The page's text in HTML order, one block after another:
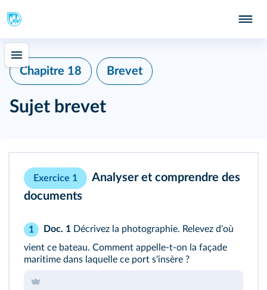
Chapitre 18 Brevet
Sujet brevet
Exercice 1
Analyser et comprendre des
documents
1 Doc. 1 Décrivez la photographie. Relevez d'où
vient ce bateau. Comment appelle-t-on la façade
maritime dans laquelle ce port s'insère ?